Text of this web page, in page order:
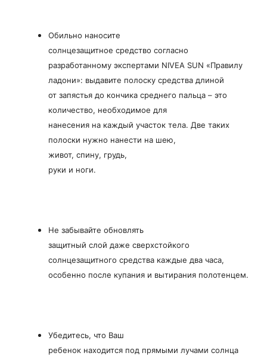
Обильно наносите
солнцезащитное средство согласно
разработанному экспертами NIVEA SUN «Правилу
ладони»: выдавите полоску средства длиной
от запястья до кончика среднего пальца – это
количество, необходимое для
нанесения на каждый участок тела. Две таких
полоски нужно нанести на шею,
живот, спину, грудь,
руки и ноги.
Не забывайте обновлять
защитный слой даже сверхстойкого
солнцезащитного средства каждые два часа,
особенно после купания и вытирания полотенцем.
Убедитесь, что Ваш
ребенок находится под прямыми лучами солнца